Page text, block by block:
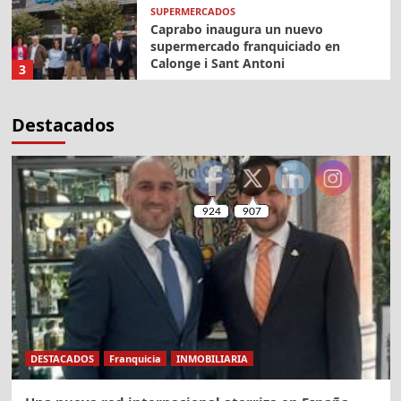
3
SUPERMERCADOS
Caprabo inaugura un nuevo
supermercado franquiciado en
Calonge i Sant Antoni
4
tienda
5
CONSULTORIA
CONNEXA lanza su red de agencias
y busca consultores
1
Franquicia
Noticias Franquicia os desea una
Feliz Navidad
Destacados
DESTACADOS Franquicia INMOBILIARIA